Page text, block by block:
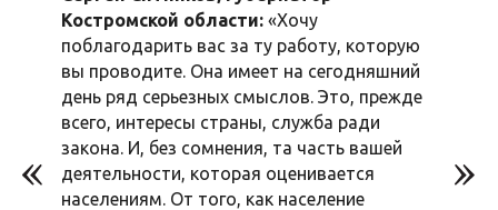
Костромской области: «Хочу
поблагодарить вас за ту работу, которую
вы проводите. Она имеет на сегодняшний
день ряд серьезных смыслов. Это, прежде
всего, интересы страны, служба ради
закона. И, без сомнения, та часть вашей
деятельности, которая оценивается
населениям. От того, как население